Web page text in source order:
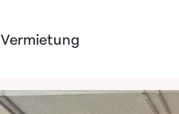
Vermietung